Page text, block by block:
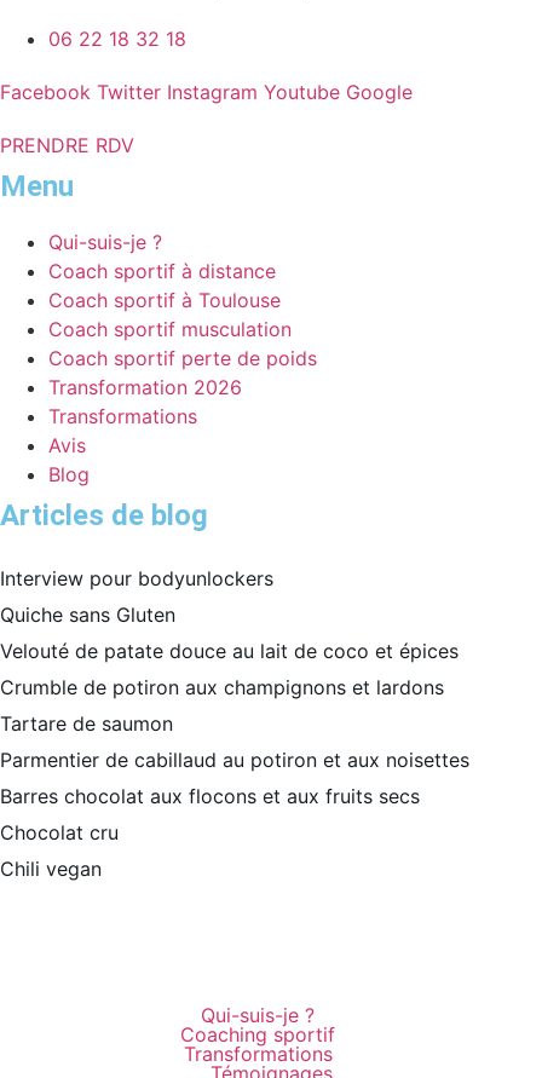
06 22 18 32 18
Facebook Twitter Instagram Youtube Google
PRENDRE RDV
Menu
Qui-suis-je ?
Coach sportif à distance
Coach sportif à Toulouse
Coach sportif musculation
Coach sportif perte de poids
Transformation 2026
Transformations
Avis
Blog
Articles de blog
Interview pour bodyunlockers
Quiche sans Gluten
Velouté de patate douce au lait de coco et épices
Crumble de potiron aux champignons et lardons
Tartare de saumon
Parmentier de cabillaud au potiron et aux noisettes
Barres chocolat aux flocons et aux fruits secs
Chocolat cru
Chili vegan
Qui-suis-je ?
Coaching sportif
Transformations
Témoignages